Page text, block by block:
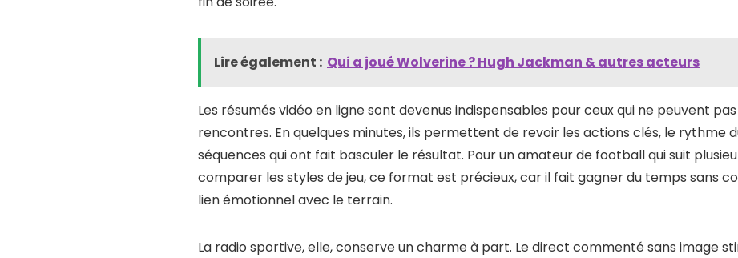
Lire également : Qui a joué Wolverine​ ? Hugh Jackman & autres acteurs
Les résumés vidéo en ligne sont devenus indispensables pour ceux qui ne peuvent
rencontres. En quelques minutes, ils permettent de revoir les actions clés, le rythme
séquences qui ont fait basculer le résultat. Pour un amateur de football qui suit
comparer les styles de jeu, ce format est précieux, car il fait gagner du temps sans
lien émotionnel avec le terrain.
La radio sportive, elle, conserve un charme à part. Le direct commenté sans image